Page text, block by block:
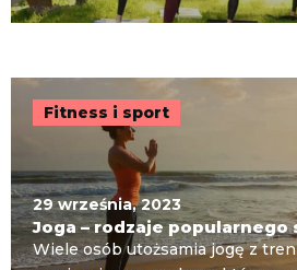
Fitness i sport
29 września, 2023
Joga – rodzaje popularnego
Wiele osób utożsamia jogę z